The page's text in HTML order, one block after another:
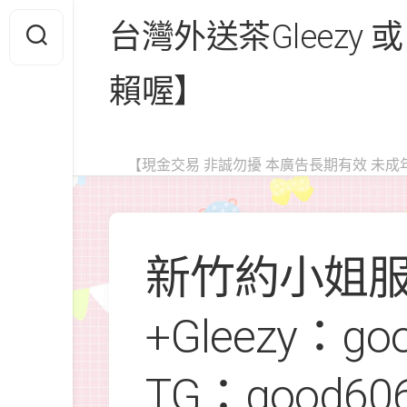
content
台灣外送茶Gleezy
賴喔】
【現金交易 非誠勿擾 本廣告長期有效 未成
新竹約小姐
+Gleezy：
TG：